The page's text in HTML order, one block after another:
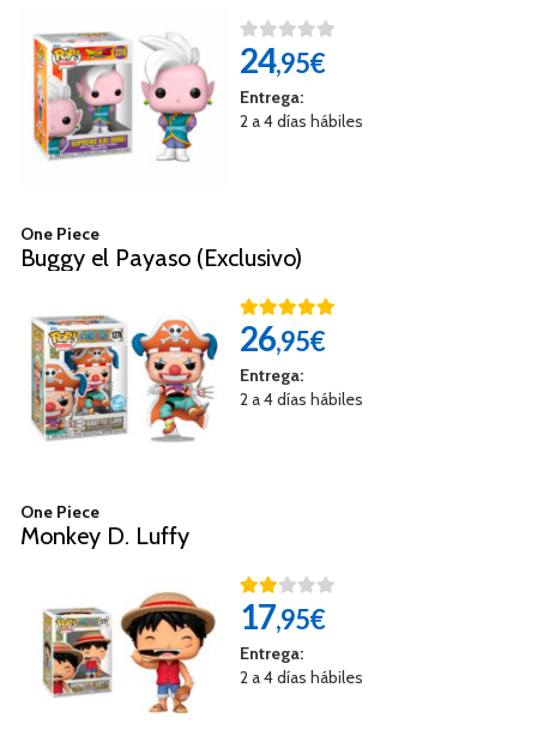
24,95€
Entrega:
2 a 4 días hábiles
One Piece
Buggy el Payaso (Exclusivo)
26,95€
Entrega:
2 a 4 días hábiles
One Piece
Monkey D. Luffy
17,95€
Entrega:
2 a 4 días hábiles